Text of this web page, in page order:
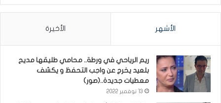
الأشهر الأخيرة
ريم الرياحي في ورطة.. محامي طليقها مديح
بلعيد يخرج عن واجب التحفظ و يكشف
معطيات جديدة..(صور)
13 نوفمبر 2022